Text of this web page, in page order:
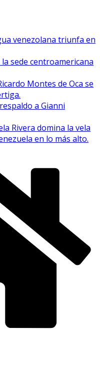
venezolana triunfa en
la sede centroamericana
Montes de Oca se
a Gianni
Rivera domina la vela
en lo más alto.